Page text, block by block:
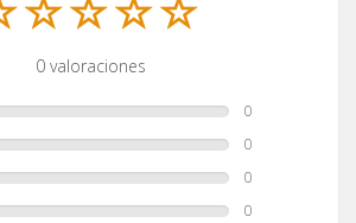
0 valoraciones
0
0
0
0